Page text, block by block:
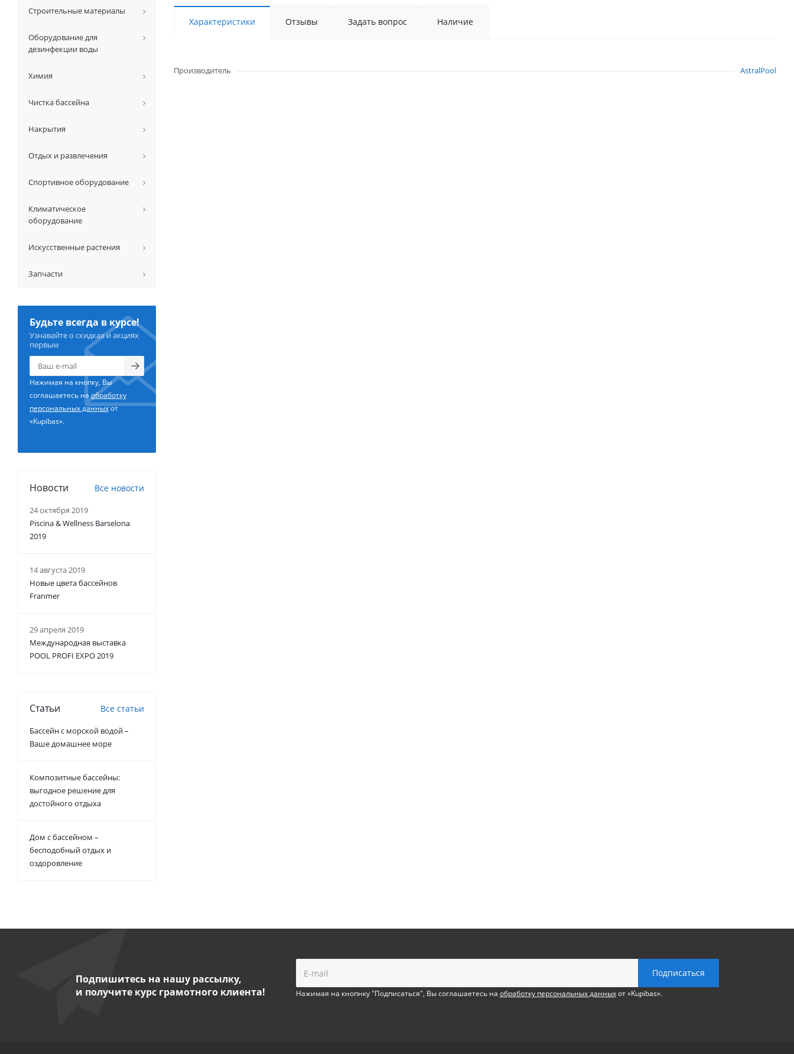
Характеристики Отзывы Задать вопрос Наличие
Производитель AstralPool
Строительные материалы
Оборудование для
дезинфекции воды
Химия
Чистка бассейна
Накрытия
Отдых и развлечения
Спортивное оборудование
Климатическое
оборудование
Искусственные растения
Запчасти
Будьте всегда в курсе!
Узнавайте о скидках и акциях
первым
Нажимая на кнопку, Вы
соглашаетесь наобработку
персональных данныхот
«Kupibas».
Новости Все новости
24 октября 2019
Piscina & Wellness Barselona
2019
14 августа 2019
Новые цвета бассейнов
Franmer
29 апреля 2019
Международная выставка
POOL PROFI EXPO 2019
Статьи Все статьи
Бассейн с морской водой –
Ваше домашнее море
Композитные бассейны:
выгодное решение для
достойного отдыха
Дом с бассейном –
бесподобный отдых и
оздоровление
Подпишитесь на нашу рассылку,
и получите курс грамотного клиента!
Нажимая на кнопнку "Подписаться", Вы соглашаетесь на обработку персональных данныхот «Kupibas».